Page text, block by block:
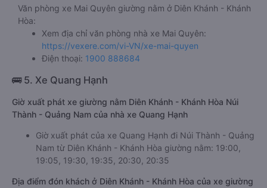
Văn phòng xe Mai Quyên giường nằm ở Diên Khánh - Khánh
Hòa:
Xem địa chỉ văn phòng nhà xe Mai Quyên:
https://vexere.com/vi-VN/xe-mai-quyen
Điện thoại: 1900 888684
🚌 5. Xe Quang Hạnh
Giờ xuất phát xe giường nằm Diên Khánh - Khánh Hòa Núi
Thành - Quảng Nam của nhà xe Quang Hạnh
Giờ xuất phát của xe Quang Hạnh đi Núi Thành - Quảng
Nam từ Diên Khánh - Khánh Hòa giường nằm: 19:00,
19:05, 19:30, 19:35, 20:30, 20:35
Địa điểm đón khách ở Diên Khánh - Khánh Hòa của xe giường